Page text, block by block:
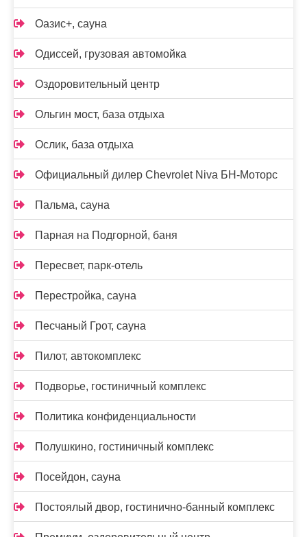
Оазис+, сауна
Одиссей, грузовая автомойка
Оздоровительный центр
Ольгин мост, база отдыха
Ослик, база отдыха
Официальный дилер Chevrolet Niva БН-Моторс
Пальма, сауна
Парная на Подгорной, баня
Пересвет, парк-отель
Перестройка, сауна
Песчаный Грот, сауна
Пилот, автокомплекс
Подворье, гостиничный комплекс
Политика конфиденциальности
Полушкино, гостиничный комплекс
Посейдон, сауна
Постоялый двор, гостинично-банный комплекс